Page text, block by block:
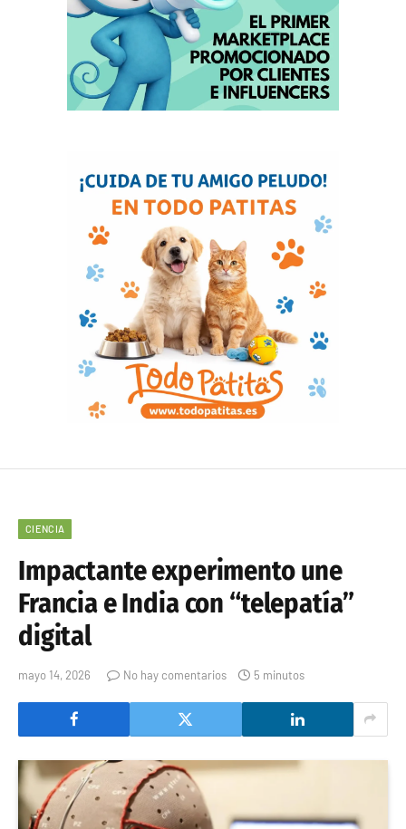
CIENCIA
Impactante experimento une
Francia e India con “telepatía”
digital
mayo 14, 2026 No hay comentarios 5 minutos